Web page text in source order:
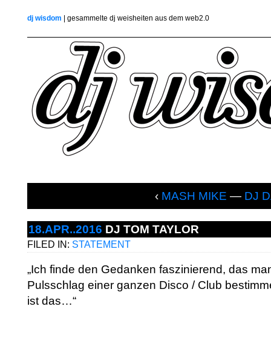
dj wisdom | gesammelte dj weisheiten aus dem web2.0
‹ MASH MIKE — DJ
18.APR..2016 DJ TOM TAYLOR
FILED IN: STATEMENT
„Ich finde den Gedanken faszinierend, das
Pulsschlag einer ganzen Disco / Club
ist das…“